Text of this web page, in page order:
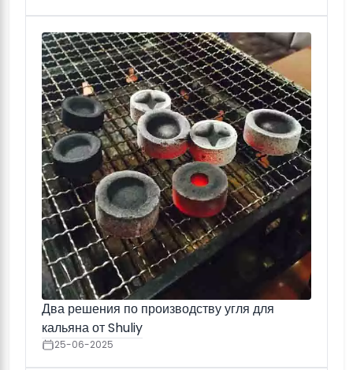
Два решения по производству угля для
кальяна от Shuliy
25-06-2025